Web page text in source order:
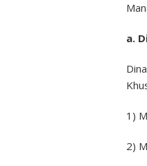
a.
1)
2)